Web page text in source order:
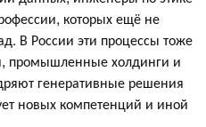
которых ещё не
В России эти процессы тоже
промышленные холдинги и
генеративные решения
новых компетенций и иной